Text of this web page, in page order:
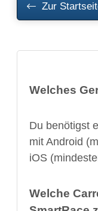
Zur
Welches
Du benötigst
mit Android
iOS
Welche